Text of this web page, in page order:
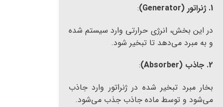
1. ژنراتور (Generator)
:
در این بخش، انرژی حرارتی وارد سیستم شده
و به مبرد می‌دهد تا تبخیر شود.
2. جاذب (Absorber)
:
بخار مبرد تبخیر شده در ژنراتور وارد جاذب
می‌شود و توسط ماده جاذب جذب می‌شود.